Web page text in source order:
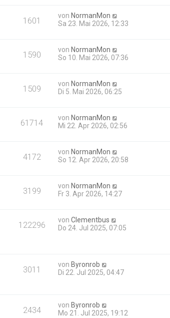
1601 von NormanMon
Sa 23. Mai 2026, 12:33
1590 von NormanMon
So 10. Mai 2026, 07:36
1509 von NormanMon
Di 5. Mai 2026, 06:25
61714 von NormanMon
Mi 22. Apr 2026, 02:56
4172 von NormanMon
So 12. Apr 2026, 20:58
3199 von NormanMon
Fr 3. Apr 2026, 14:27
122296 vonClementbus
Do 24. Jul 2025, 07:05
3011 von Byronrob
Di 22. Jul 2025, 04:47
2434 von Byronrob
Mo 21. Jul 2025, 19:12